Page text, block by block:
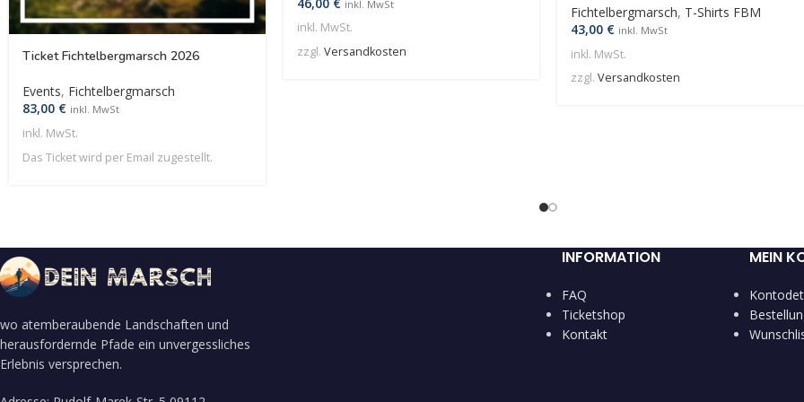
Ticket Fichtelbergmarsch 2026
Events, Fichtelbergmarsch
83,00 € inkl. MwSt
inkl. MwSt.
Das Ticket wird per Email zugestellt.
inkl. MwSt
inkl. MwSt.
zzgl. Versandkosten
Fichtelbergmarsch, T-Shirts FBM
43,00 € inkl. MwSt
inkl. MwSt.
zzgl. Versandkosten
wo atemberaubende Landschaften und
herausfordernde Pfade ein unvergessliches
Erlebnis versprechen.
INFORMATION
FAQ
Ticketshop
Kontakt
MEIN